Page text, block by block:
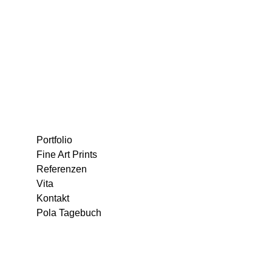
Portfolio
Fine Art Prints
Referenzen
Vita
Kontakt
Pola Tagebuch